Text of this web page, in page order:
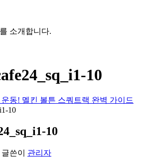
소개합니다.
10
동! 멜킨 볼튼 스쿼트랙 완벽 가이드
10
10
글쓴이 관리자